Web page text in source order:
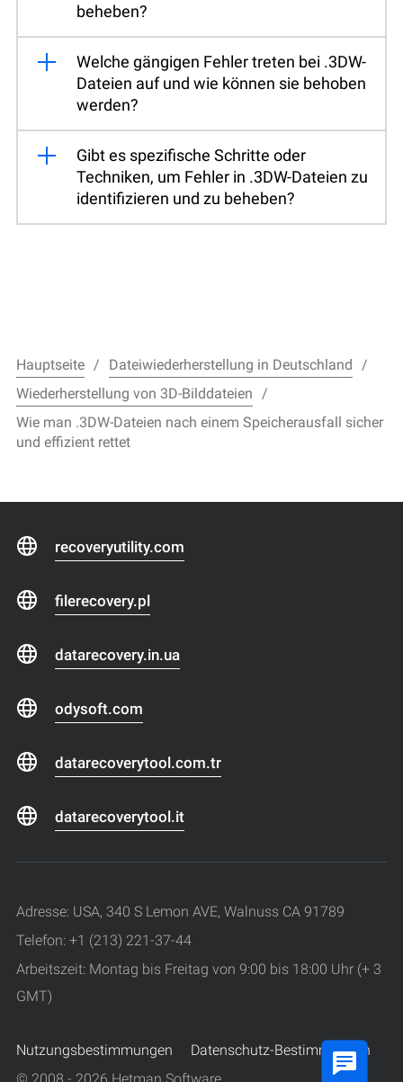
beheben?
Welche gängigen Fehler treten bei .3DW-
Dateien auf und wie können sie behoben
werden?
Gibt es spezifische Schritte oder
Techniken, um Fehler in .3DW-Dateien zu
identifizieren und zu beheben?
Hauptseite
Dateiwiederherstellung in Deutschland
Wiederherstellung von 3D-Bilddateien
Wie man .3DW-Dateien nach einem Speicherausfall sicher
und effizient rettet
recoveryutility.com
filerecovery.pl
datarecovery.in.ua
odysoft.com
datarecoverytool.com.tr
datarecoverytool.it
Adresse: USA, 340 S Lemon AVE, Walnuss CA 91789
Telefon: +1 (213) 221-37-44
Arbeitszeit: Montag bis Freitag von 9:00 bis 18:00 Uhr (+ 3
GMT)
Nutzungsbestimmungen
Datenschutz-Bestimmungen
© 2008 - 2026 Hetman Software.